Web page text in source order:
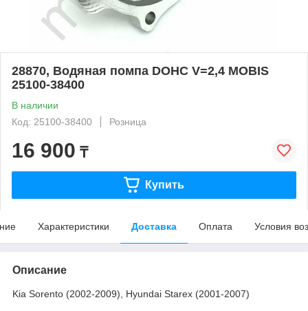
28870, Водяная помпа DOHC V=2,4 MOBIS
25100-38400
В наличии
Код: 25100-38400
Розница
16 900 ₸
Купить
Характеристики Доставка Оплата Условия
Описание
Kia Sorento (2002-2009), Hyundai Starex (2001-2007)